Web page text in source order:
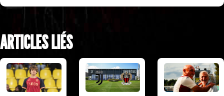
ARTICLES LIÉS